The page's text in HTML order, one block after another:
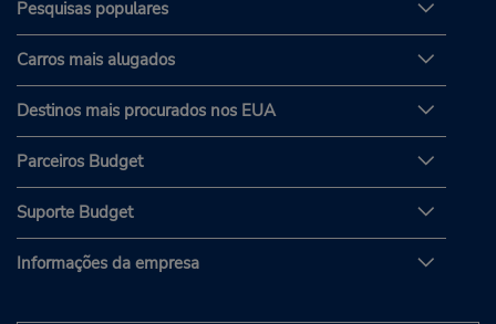
Pesquisas populares
Carros mais alugados
Destinos mais procurados nos EUA
Parceiros Budget
Suporte Budget
Informações da empresa